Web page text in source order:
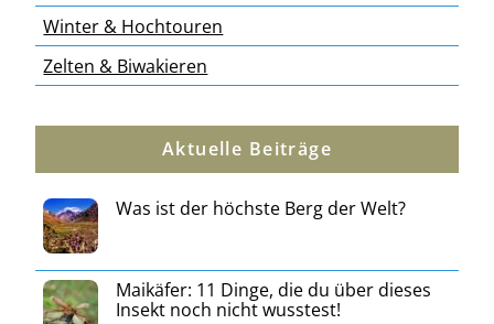
Winter & Hochtouren
Zelten & Biwakieren
Aktuelle Beiträge
Was ist der höchste Berg der Welt?
Maikäfer: 11 Dinge, die du über dieses
Insekt noch nicht wusstest!